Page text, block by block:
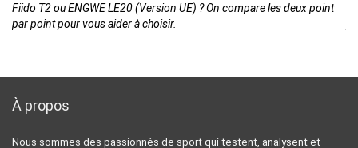
Fiido T2 ou ENGWE LE20 (Version UE) ? On compare les deux point
par point pour vous aider à choisir.
À propos
Nous sommes des passionnés de sport qui testent, analysent et